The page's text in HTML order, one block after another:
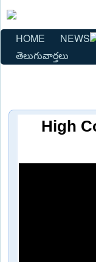
HOME NEWS
తెలుగువార్తలు
High